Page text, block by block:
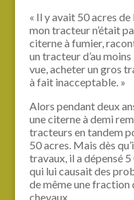
« Il y avait 50 acres
mon tracteur n’était
citerne à fumier,
un tracteur d’au
vue, acheter un gros
à fait inacceptable. »
Alors pendant deux
une citerne à demi
tracteurs en tandem
50 acres. Mais dès
travaux, il a dépensé
qui lui causait des
de même une fraction
chevaux.